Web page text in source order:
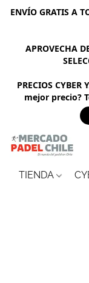
ENVÍO GRATIS A
APROVECHA
PRECIOS
mejor precio?
TIENDA